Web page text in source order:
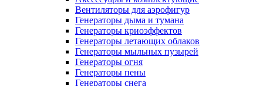
Вентиляторы для аэрофигур
Генераторы дыма и тумана
Генераторы криоэффектов
Генераторы летающих облаков
Генераторы мыльных пузырей
Генераторы огня
Генераторы пены
Генераторы снега